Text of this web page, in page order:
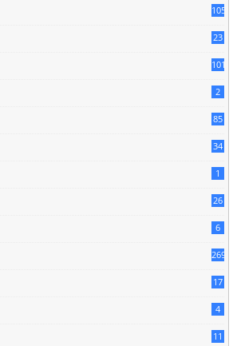
105
23
101
2
85
34
1
26
6
269
17
4
11